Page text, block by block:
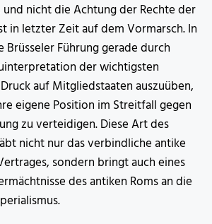
und nicht die Achtung der Rechte der
in letzter Zeit auf dem Vormarsch. In
Brüsseler Führung gerade durch
der wichtigsten
auf Mitgliedstaaten auszuüben,
eigene Position im Streitfall gegen
zu verteidigen. Diese Art des
nicht nur das verbindliche antike
sondern bringt auch eines
des antiken Roms an die